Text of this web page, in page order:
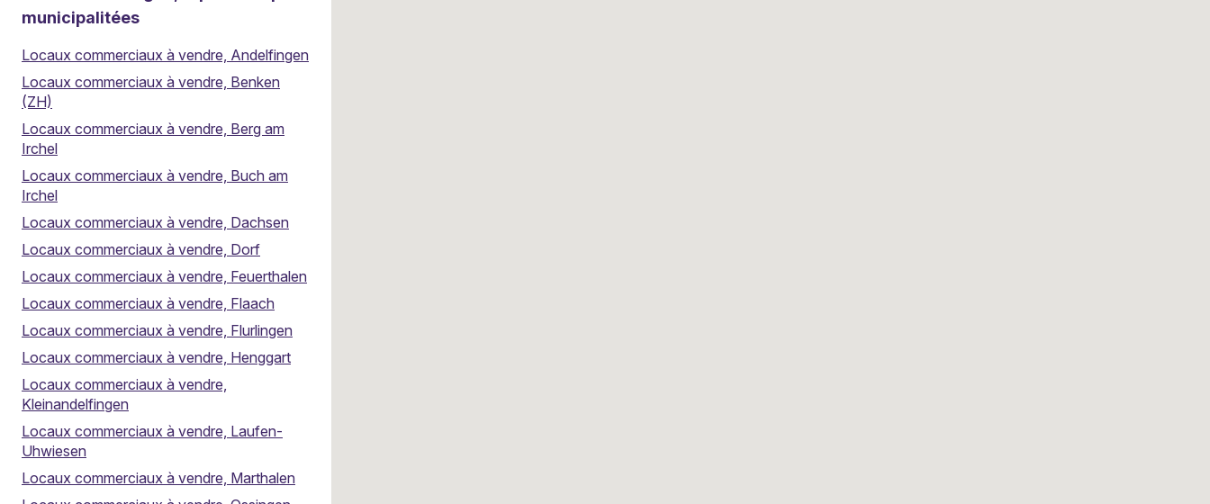
municipalitées
Locaux commerciaux à vendre, Andelfingen
Locaux commerciaux à vendre, Benken
(ZH)
Locaux commerciaux à vendre, Berg am
Irchel
Locaux commerciaux à vendre, Buch am
Irchel
Locaux commerciaux à vendre, Dachsen
Locaux commerciaux à vendre, Dorf
Locaux commerciaux à vendre, Feuerthalen
Locaux commerciaux à vendre, Flaach
Locaux commerciaux à vendre, Flurlingen
Locaux commerciaux à vendre, Henggart
Locaux commerciaux à vendre,
Kleinandelfingen
Locaux commerciaux à vendre, Laufen-
Uhwiesen
Locaux commerciaux à vendre, Marthalen